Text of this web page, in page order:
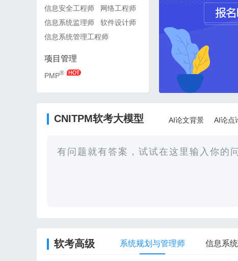
信息安全工程师
网络工程师
信息系统监理师
软件设计师
信息系统管理工程师
项目管理
PMP®
网络工程
软件设计
信息系统管理工程师
项目管理
CNITPM软考大模型 AI论文背景 AI论点
软考高级 系统规划与管理师 信息系